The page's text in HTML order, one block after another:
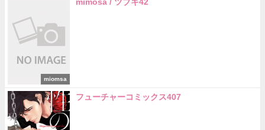
miomsa
mimosa / ツブキ42
フューチャーコミックス407